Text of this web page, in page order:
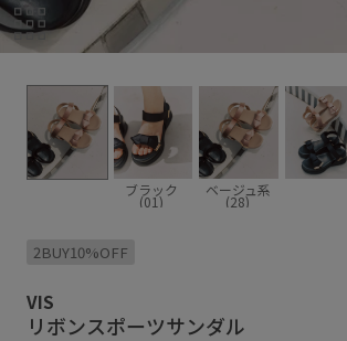
ブラック
(01)
ベージュ系
(28)
2BUY10%OFF
VIS
リボンスポーツサンダル